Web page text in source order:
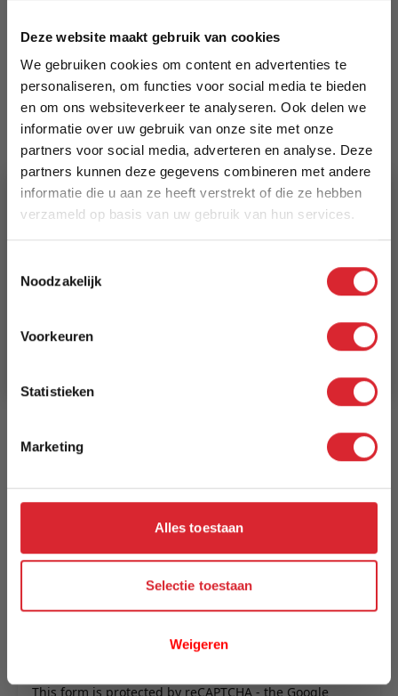
Deze website maakt gebruik van cookies
We gebruiken cookies om content en advertenties te
personaliseren, om functies voor social media te bieden
en om ons websiteverkeer te analyseren. Ook delen we
informatie over uw gebruik van onze site met onze
partners voor social media, adverteren en analyse. Deze
partners kunnen deze gegevens combineren met andere
informatie die u aan ze heeft verstrekt of die ze hebben
verzameld op basis van uw gebruik van hun services.
Noodzakelijk
Voorkeuren
Statistieken
Marketing
Alles toestaan
Selectie toestaan
Weigeren
Prijs
€ 2.565,00
Levertijd
2 weken
Kleur
539 Bouclé Beige
Killian 160 Sofa Bed (Dual Mattress)
U plaatst een review over:
Innovation Living Killian 160 Sofa Bed
(Dual Mattress) - stof 539
Uw naam
Review
This form is protected by reCAPTCHA - the Google